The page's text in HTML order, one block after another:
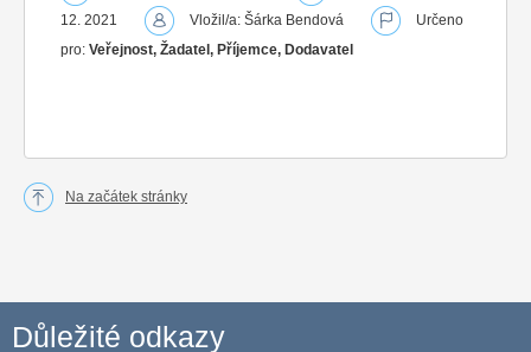
12. 2021
Vložil/a: Šárka Bendová
Určeno
pro: Veřejnost, Žadatel, Příjemce, Dodavatel
Na začátek stránky
Důležité odkazy